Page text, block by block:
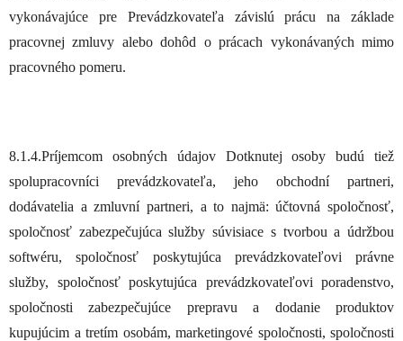
vykonávajúce pre Prevádzkovateľa závislú prácu na základe
pracovnej zmluvy alebo dohôd o prácach vykonávaných mimo
pracovného pomeru.
8.1.4.Príjemcom osobných údajov Dotknutej osoby budú tiež
spolupracovníci prevádzkovateľa, jeho obchodní partneri,
dodávatelia a zmluvní partneri, a to najmä: účtovná spoločnosť,
spoločnosť zabezpečujúca služby súvisiace s tvorbou a údržbou
softwéru, spoločnosť poskytujúca prevádzkovateľovi právne
služby, spoločnosť poskytujúca prevádzkovateľovi poradenstvo,
spoločnosti zabezpečujúce prepravu a dodanie produktov
kupujúcim a tretím osobám, marketingové spoločnosti, spoločnosti